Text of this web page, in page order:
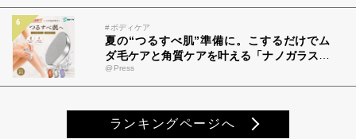
#ボディケア
夏の“つるすべ肌”準備に。こするだけでム
ダ毛ケアと角質ケアを叶える「ナノガラス脱
毛器」が登場
@Press
ランキングページへ